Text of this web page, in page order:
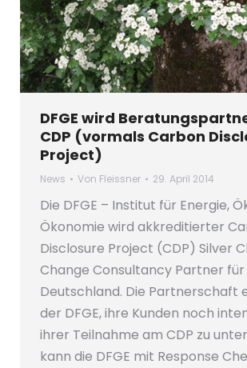
DFGE wird
CDP (vormals Carbon
Project)
News Von Fleissner 29. April 2014
Die DFGE – Institut für Energie,
Ökonomie wird akkreditierter
Disclosure Project (CDP) Silver
Change Consultancy Partner für
Deutschland. Die Partnerschaft
der DFGE, ihre Kunden noch
ihrer Teilnahme am CDP zu
kann die DFGE mit Response